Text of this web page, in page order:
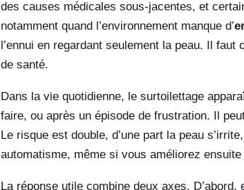
des causes médicales sous-jacentes, et
notamment quand l’environnement manque d’
l’ennui en regardant seulement la peau. Il
de santé.
Dans la vie quotidienne, le surtoilettage
faire, ou après un épisode de frustration. Il
Le risque est double, d’une part la peau
automatisme, même si vous améliorez ensuite
La réponse utile combine deux axes.